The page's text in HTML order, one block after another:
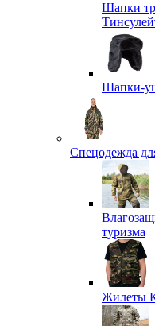
Шапки
Шапки-
Спецодежда
туризма
Жилеты